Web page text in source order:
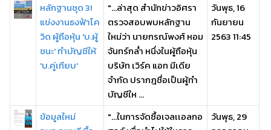
หลักฐานชุด 3!
แข่งงานธงฟ้าโค
วิด ผู้ถือหุ้น 'บ.ผู้
ชนะ' ทำบัญชีให้
'บ.คู่เทียบ'
"...ล่าสุด สำนักข่าวอิศรา
ตรวจสอบพบหลักฐาน
ใหม่ว่า นายกรณ์พงศ์ หอม
จันทร์กล่ำ หนึ่งในผู้ถือหุ้น
บริษัท เวิร์ค แอท มีเดีย
จำกัด ปรากฎชื่อเป็นผู้ทำ
บัญชีให ...
วันพุธ, 16
กันยายน
2563 11:45
ข้อมูลใหม่
"...ในการจัดซื้อเจลเเอลกอ
วันพุธ, 29